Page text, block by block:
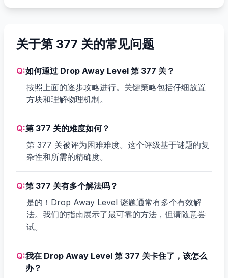
关于第 377 关的常见问题
Q:如何通过 Drop Away Level 第 377 关？
按照上面的逐步攻略进行。关键策略包括仔细放置
方块和理解物理机制。
Q:第 377 关的难度如何？
第 377 关被评为困难难度。这个评级基于谜题的复
杂性和所需的精确度。
Q:第 377 关有多个解法吗？
是的！Drop Away Level 谜题通常有多个有效解
法。我们的指南展示了最可靠的方法，但请随意尝
试。
Q:我在 Drop Away Level 第 377 关卡住了，该怎么
办？